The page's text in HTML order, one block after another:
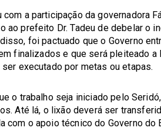
com a participação da governadora
ao prefeito Dr. Tadeu de debelar o
foi pactuado que o Governo
finalizados e que será pleiteado a
ser executado por metas ou etapas.
o trabalho seja iniciado pelo
Até lá, o lixão deverá ser
com o apoio técnico do Governo do